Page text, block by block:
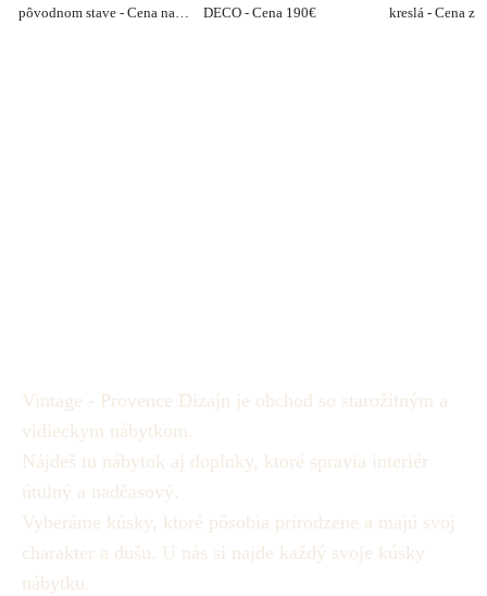
pôvodnom stave - Cena na
DECO - Cena 190€
kreslá - Cena za
Vintage - Provence Dizajn je obchod so starožitným a
vidieckym nábytkom.
Nájdeš tu nábytok aj doplnky, ktoré spravia interiér
útulný a nadčasový.
Vyberáme kúsky, ktoré pôsobia prirodzene a majú svoj
charakter a dušu. U nás si najde každý svoje kúsky
nábytku.